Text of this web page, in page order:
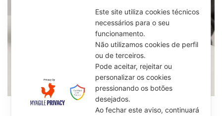
Este site utiliza cookies técnicos
necessários para o seu
funcionamento.
Não utilizamos cookies de perfil
ou de terceiros.
Pode aceitar, rejeitar ou
personalizar os cookies
pressionando os botões
desejados.
Ao fechar este aviso, continuará